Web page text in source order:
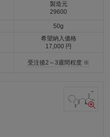
製造元
29600
50g
希望納入価格
17,000 円
受注後2～3週間程度 ※